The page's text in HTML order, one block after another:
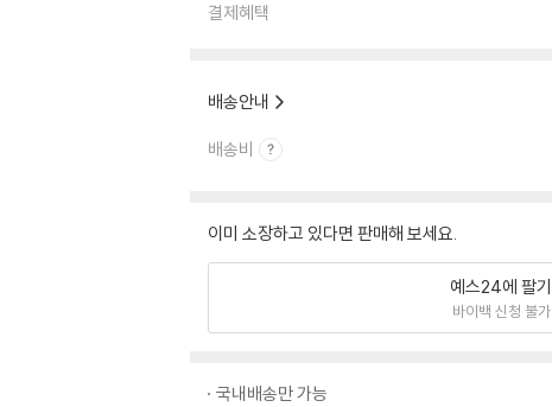
결제혜택
배송안내
배송비
이미 소장하고 있다면 판매해 보세요.
예스24에 팔기
바이백 신청 불가
국내배송만 가능